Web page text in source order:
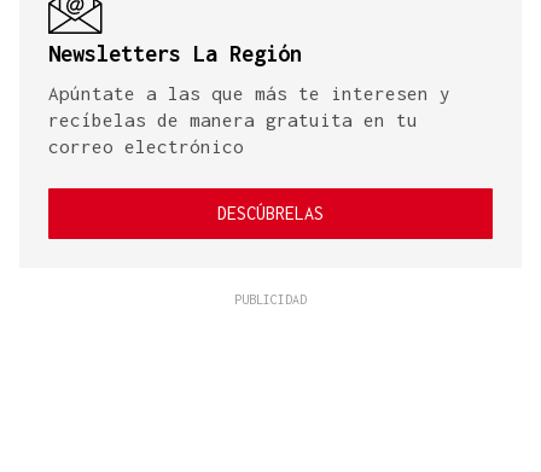
Newsletters La Región
Apúntate a las que más te interesen y
recíbelas de manera gratuita en tu
correo electrónico
DESCÚBRELAS